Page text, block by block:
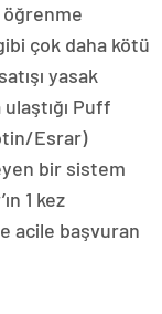
çok daha kötü
yasak
Puff
Esrar)
bir sistem
1 kez
acile başvuran